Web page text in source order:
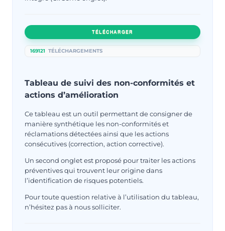
TÉLÉCHARGER
169121 TÉLÉCHARGEMENTS
Tableau de suivi des non-conformités et
actions d’amélioration
Ce tableau est un outil permettant de consigner de
manière synthétique les non-conformités et
réclamations détectées ainsi que les actions
consécutives (correction, action corrective).
Un second onglet est proposé pour traiter les actions
préventives qui trouvent leur origine dans
l’identification de risques potentiels.
Pour toute question relative à l’utilisation du tableau,
n’hésitez pas à nous solliciter.